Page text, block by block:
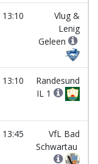
13:10
Vlug &
Lenig
Geleen
13:10
Randesund
IL 1
13:45
VfL Bad
Schwartau